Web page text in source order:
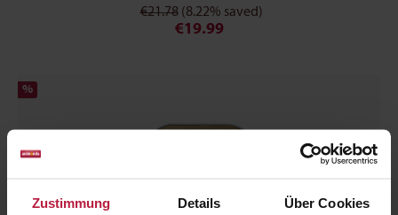
Zustimmung Details Über Cookies
€21.78 (8.22% saved)
€19.99
%